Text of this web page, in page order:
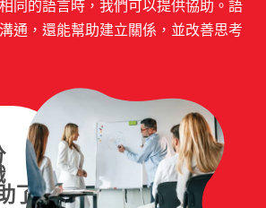
同的語言時，我們可以提供協助。語
通，還能幫助建立關係，並改善思考
了